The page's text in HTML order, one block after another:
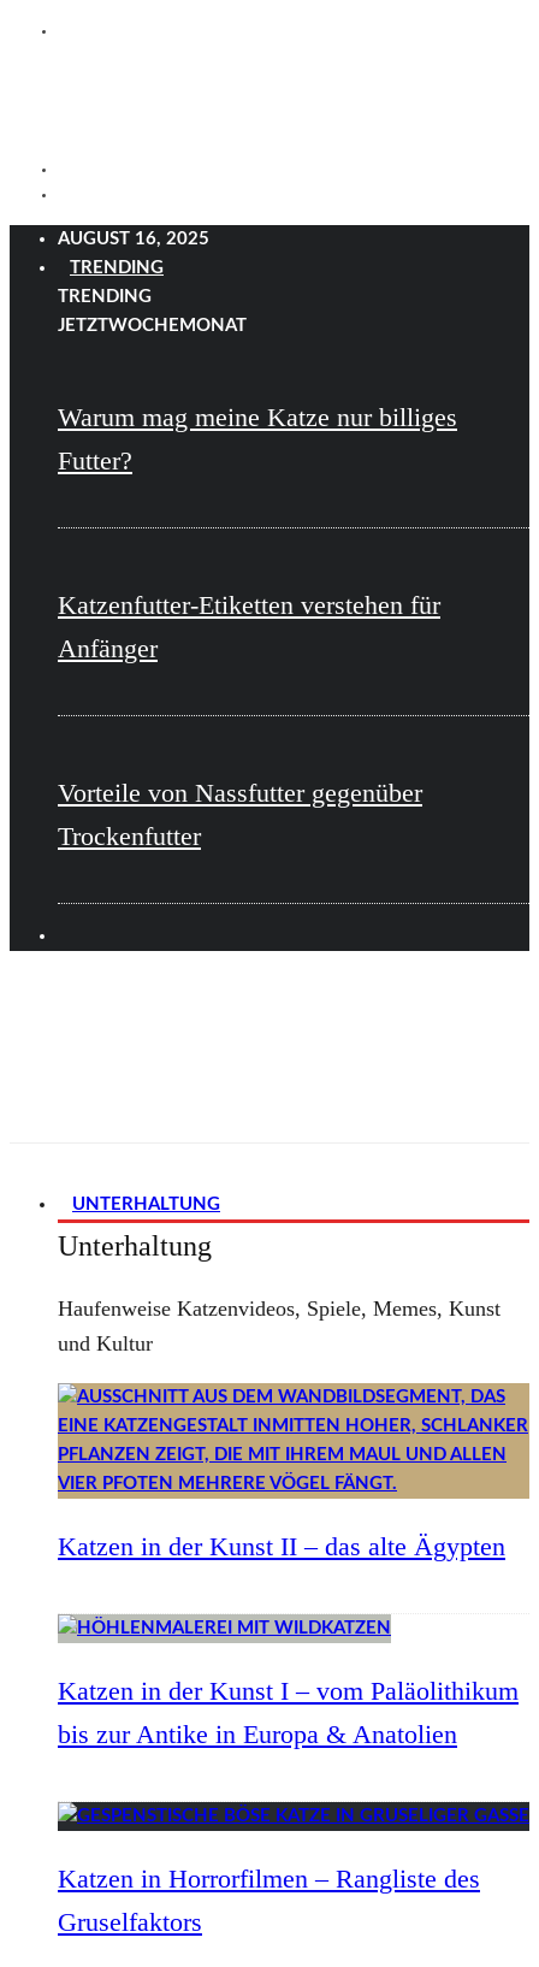
AUGUST 16, 2025
TRENDING
TRENDING
JETZTWOCHE MONAT
Warum mag meine Katze nur billiges
Futter?
Katzenfutter-Etiketten verstehen für
Anfänger
Vorteile von Nassfutter gegenüber
Trockenfutter
UNTERHALTUNG
Unterhaltung
Haufenweise Katzenvideos, Spiele, Memes, Kunst
und Kultur
Katzen in der Kunst II – das alte Ägypten
Katzen in der Kunst I – vom Paläolithikum
bis zur Antike in Europa & Anatolien
Katzen in Horrorfilmen – Rangliste des
Gruselfaktors